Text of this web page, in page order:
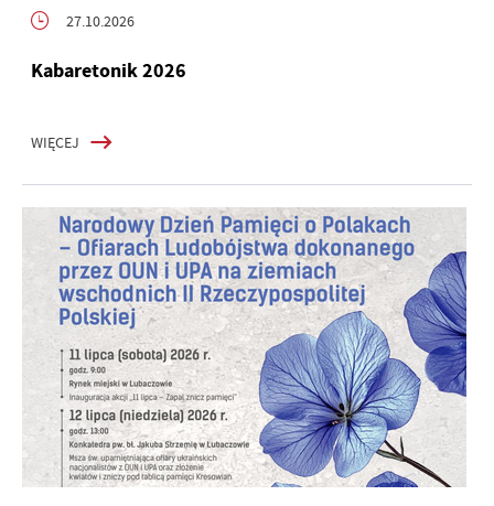
27.10.2026
Kabaretonik 2026
WIĘCEJ